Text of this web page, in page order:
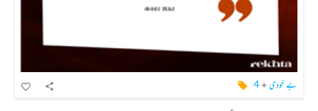
بے خودی+
4